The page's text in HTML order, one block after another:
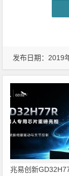
发布日期：2019
兆易创新